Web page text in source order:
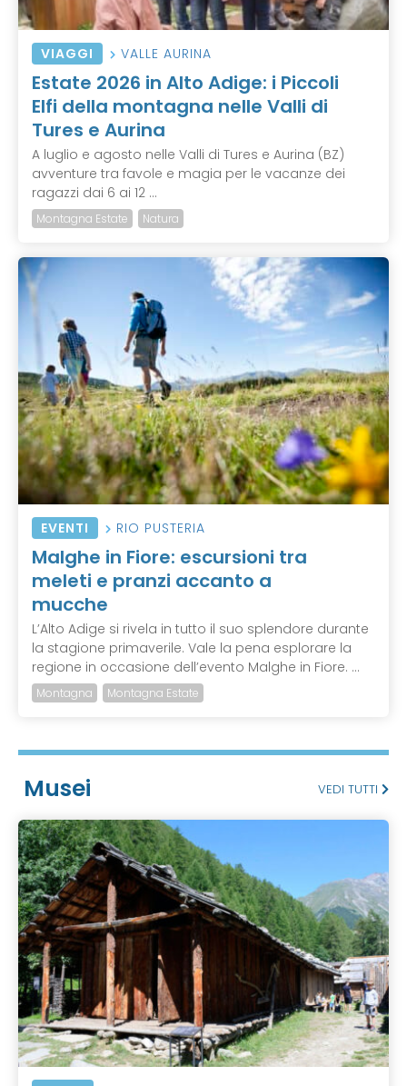
VIAGGI VALLE AURINA
Estate 2026 in Alto Adige: i Piccoli
Elfi della montagna nelle Valli di
Tures e Aurina
A luglio e agosto nelle Valli di Tures e Aurina (BZ)
avventure tra favole e magia per le vacanze dei
ragazzi dai 6 ai 12 ...
Montagna Estate Natura
EVENTI RIO PUSTERIA
Malghe in Fiore: escursioni tra
meleti e pranzi accanto a
mucche
L’Alto Adige si rivela in tutto il suo splendore durante
la stagione primaverile. Vale la pena esplorare la
regione in occasione dell’evento Malghe in Fiore. ...
Montagna Montagna Estate
Musei VEDI TUTTI